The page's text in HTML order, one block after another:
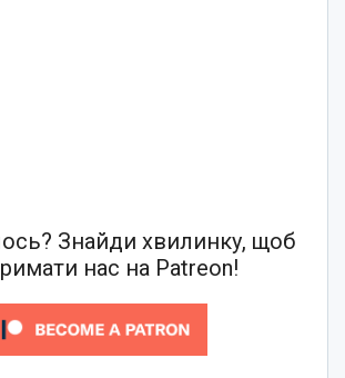
Знайди хвилинку, щоб
нас на Patreon!